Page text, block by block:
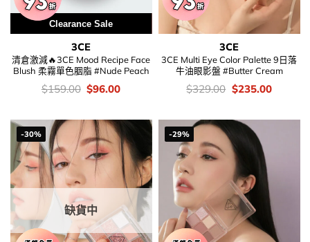
Special Price
Clearance Sale
3CE
清倉激減🔥3CE Mood Recipe Face
Blush 柔霧單色胭脂 #Nude Peach
價
錢：
$159.00 Original
price
$159.00.
$96.00Current
$96.00.
3CE
3CE Multi Eye Color Palette 9日落
牛油眼影盤 #Butter Cream
價
錢：
$329.00 Original
price
$329.00.
$235.00Current
-30%
缺貨中
-29%